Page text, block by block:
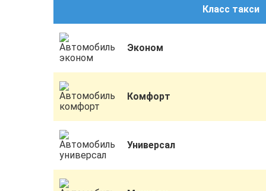
Класс такси
Эконом
Комфорт
Универсал